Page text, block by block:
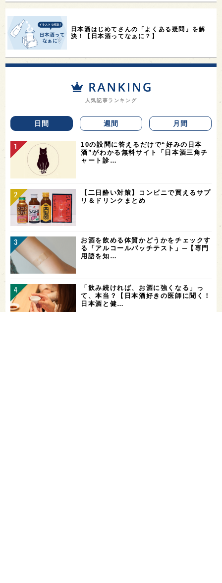
日本酒はじめてさんの「よくある疑問」を解
決！【日本酒ってなぁに？】
人気記事ランキング
日間 週間 月間
10の設問に答えるだけで“好みの日本
酒”がわかる無料サイト「日本酒三角チ
ャート診…
【二日酔い対策】コンビニで買えるサプ
リ＆ドリンクまとめ
お酒を飲める体質かどうかをチェックす
る「アルコールパッチテスト」─【専門
用語を知…
「飲み続ければ、お酒に強くなる」っ
て、本当？【日本酒好きの医師に聞く！
日本酒と健…